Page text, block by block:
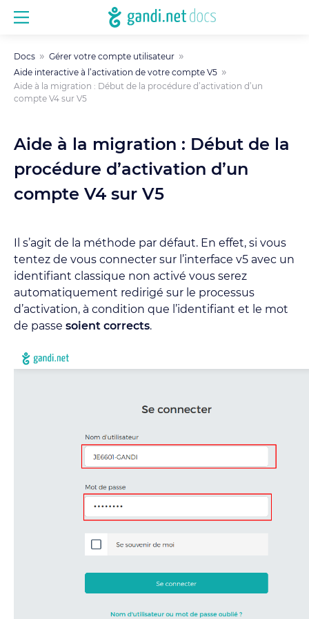
Docs
Gérer votre compte utilisateur
Aide interactive à l’activation de votre compte V5
Aide à la migration : Début de la procédure d’activation d’un
compte V4 sur V5
Aide à la migration : Début de la
procédure d’activation d’un
compte V4 sur V5
Il s’agit de la méthode par défaut. En effet, si vous
tentez de vous connecter sur l’interface v5 avec un
identifiant classique non activé vous serez
automatiquement redirigé sur le processus
d’activation, à condition que l’identifiant et le mot
de passe soient corrects.